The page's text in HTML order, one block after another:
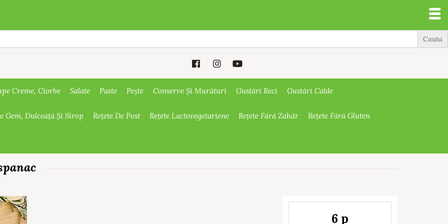
Creme, Ciorbe Salate Paste Pește Conserve Și Murături Gustări Reci Gustări Calde
Gem, Dulceață Și Sirop Rețete De Post Rețete Lactovegetariene Rețete Fără Zahăr Rețete Fără Gluten
6 p